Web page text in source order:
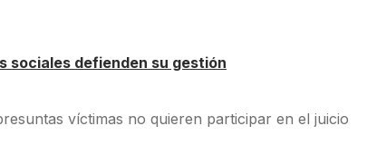
sociales defienden su gestión